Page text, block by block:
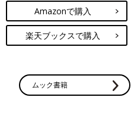
Amazonで購入
楽天ブックスで購入
ムック書籍